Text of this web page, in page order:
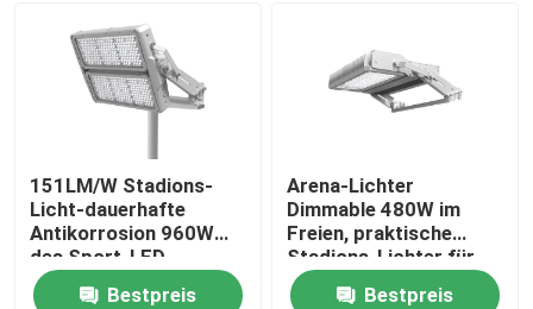
151LM/W Stadions-
Licht-dauerhafte
Antikorrosion 960W
des Sport-LED
Bestpreis
Arena-Lichter
Dimmable 480W im
Freien, praktische
Stadions-Lichter für
Hinterhof
Bestpreis